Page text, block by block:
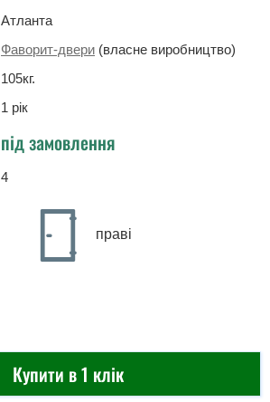
Атланта
Фаворит-двери (власне виробництво)
105кг.
1 рік
під замовлення
4
праві
Купити в 1 клік